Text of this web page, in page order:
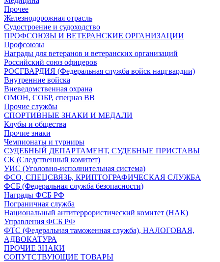
Прочее
Железнодорожная отрасль
Судостроение и судоходство
ПРОФСОЮЗЫ И ВЕТЕРАНСКИЕ ОРГАНИЗАЦИИ
Профсоюзы
Награды для ветеранов и ветеранских организаций
Российский союз офицеров
РОСГВАРДИЯ (Федеральная служба войск нацгвардии)
Внутренние войска
Вневедомственная охрана
ОМОН, СОБР, спецназ ВВ
Прочие службы
СПОРТИВНЫЕ ЗНАКИ И МЕДАЛИ
Клубы и общества
Прочие знаки
Чемпионаты и турниры
СУДЕБНЫЙ ДЕПАРТАМЕНТ, СУДЕБНЫЕ ПРИСТАВЫ
СК (Следственный комитет)
УИС (Уголовно-исполнительная система)
ФСО, СПЕЦСВЯЗЬ, КРИПТОГРАФИЧЕСКАЯ СЛУЖБА
ФСБ (Федеральная служба безопасности)
Награды ФСБ РФ
Пограничная служба
Национальный антитеррористический комитет (НАК)
Управления ФСБ РФ
ФТС (Федеральная таможенная служба), НАЛОГОВАЯ,
АДВОКАТУРА
ПРОЧИЕ ЗНАКИ
СОПУТСТВУЮЩИЕ ТОВАРЫ